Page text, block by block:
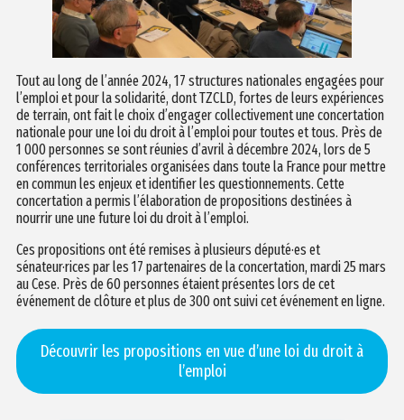
Tout au long de l’année 2024, 17 structures nationales engagées pour
l’emploi et pour la solidarité, dont TZCLD, fortes de leurs expériences
de terrain, ont fait le choix d’engager collectivement une concertation
nationale pour une loi du droit à l’emploi pour toutes et tous. Près de
1 000 personnes se sont réunies d’avril à décembre 2024, lors de 5
conférences territoriales organisées dans toute la France pour mettre
en commun les enjeux et identifier les questionnements. Cette
concertation a permis l’élaboration de propositions destinées à
nourrir une une future loi du droit à l’emploi.
Ces propositions ont été remises à plusieurs député·es et
sénateur·rices par les 17 partenaires de la concertation, mardi 25 mars
au Cese. Près de 60 personnes étaient présentes lors de cet
événement de clôture et plus de 300 ont suivi cet événement en ligne.
Découvrir les propositions en vue d’une loi du droit à
l’emploi